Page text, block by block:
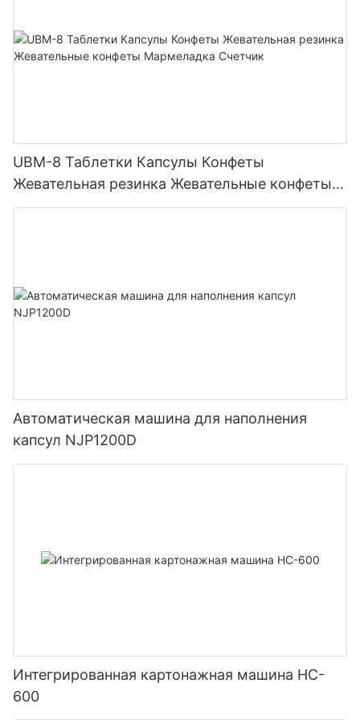
UBM-8 Таблетки Капсулы Конфеты
Жевательная резинка Жевательные конфеты
Мармеладка Счетчик
Автоматическая машина для наполнения
капсул NJP1200D
Интегрированная картонажная машина HC-
600